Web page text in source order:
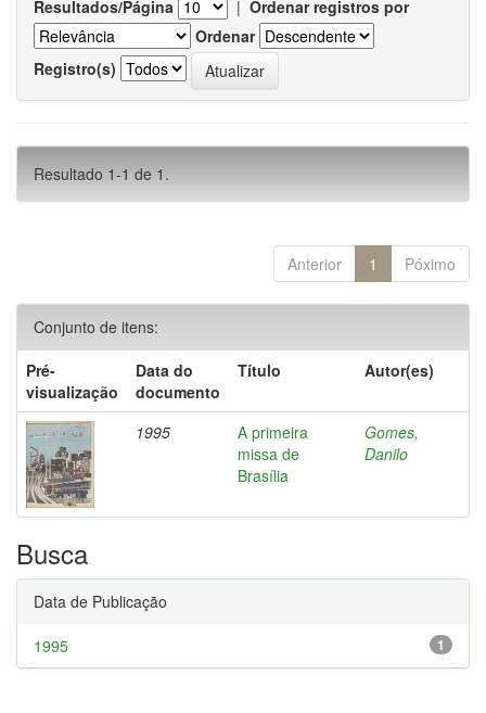
Resultados/Página | Ordenar registros por
Ordenar
Registro(s)
Resultado 1-1 de 1.
Anterior 1 Póximo
Conjunto de itens:
Pré-
visualização
Data do
documento
Título Autor(es)
1995
A primeira
missa de
Brasília
Gomes,
Danilo
Busca
Data de Publicação
1
1995